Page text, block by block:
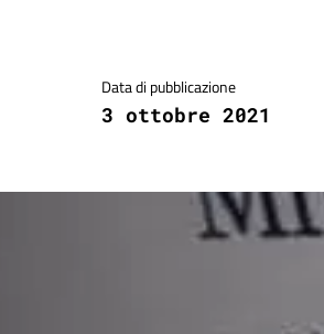
Data di pubblicazione
3 ottobre 2021